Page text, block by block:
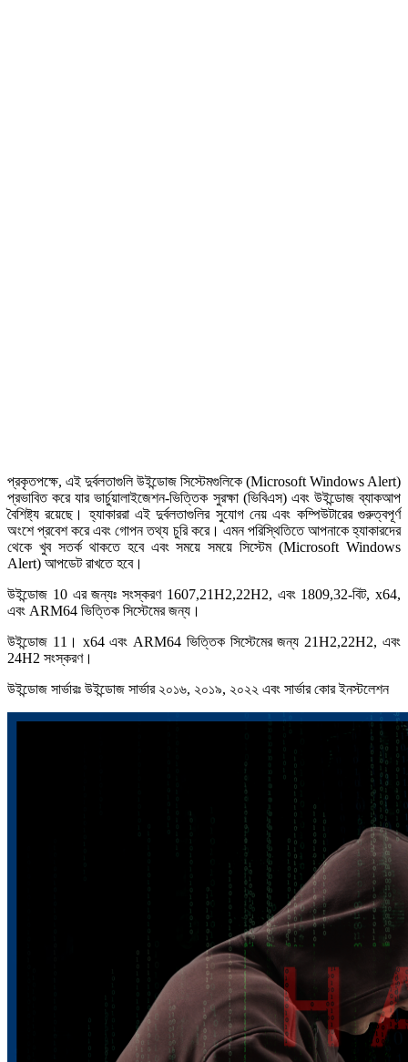
প্রকৃতপক্ষে, এই দুর্বলতাগুলি উইন্ডোজ সিস্টেমগুলিকে (Microsoft Windows Alert)
প্রভাবিত করে যার ভার্চুয়ালাইজেশন-ভিত্তিক সুরক্ষা (ভিবিএস) এবং উইন্ডোজ ব্যাকআপ
বৈশিষ্ট্য রয়েছে। হ্যাকাররা এই দুর্বলতাগুলির সুযোগ নেয় এবং কম্পিউটারের গুরুত্বপূর্ণ
অংশে প্রবেশ করে এবং গোপন তথ্য চুরি করে। এমন পরিস্থিতিতে আপনাকে হ্যাকারদের
থেকে খুব সতর্ক থাকতে হবে এবং সময়ে সময়ে সিস্টেম (Microsoft Windows
Alert) আপডেট রাখতে হবে।
উইন্ডোজ 10 এর জন্যঃ সংস্করণ 1607,21H2,22H2, এবং 1809,32-বিট, x64,
এবং ARM64 ভিত্তিক সিস্টেমের জন্য।
উইন্ডোজ 11। x64 এবং ARM64 ভিত্তিক সিস্টেমের জন্য 21H2,22H2, এবং
24H2 সংস্করণ।
উইন্ডোজ সার্ভারঃ উইন্ডোজ সার্ভার ২০১৬, ২০১৯, ২০২২ এবং সার্ভার কোর ইনস্টলেশন